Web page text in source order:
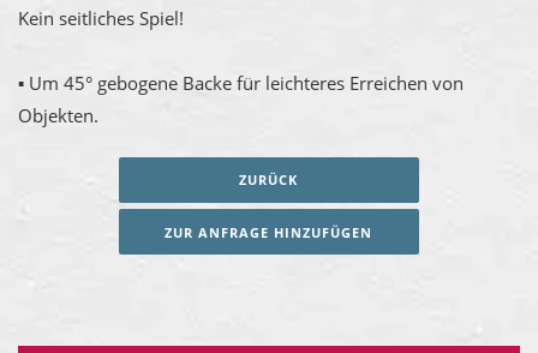
Kein seitliches Spiel!
▪ Um 45° gebogene Backe für leichteres Erreichen von
Objekten.
ZURÜCK
ZUR ANFRAGE HINZUFÜGEN